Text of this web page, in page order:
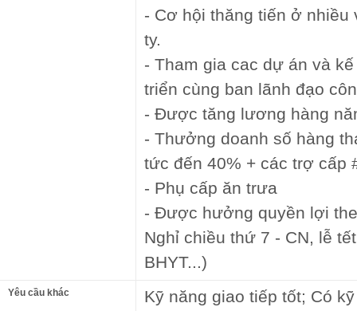
- Cơ hội thăng tiến ở nhiều
ty.
- Tham gia cac dự án và
triển cùng ban lãnh đạo
- Được tăng lương hàng
- Thưởng doanh số hàng
tức đến 40% + các trợ cấp
- Phụ cấp ăn trưa
- Được hưởng quyền lợi
Nghỉ chiều thứ 7 - CN, lễ
BHYT...)
Yêu cầu khác
Kỹ năng giao tiếp tốt; Có